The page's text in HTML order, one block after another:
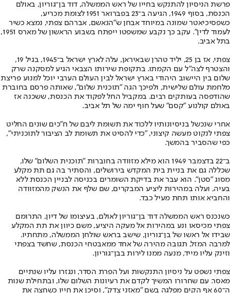
פרשת הניסיון להתנקש בחייו של ראש הממשלה, דוד בן־גוריון, באולם
הכנסת, בסוף 1949, הגיעה ב־23 בפברואר 1951 לצומת מכריע,
כשפסיכיאטר שמונה במיוחד אבחן ש"הנאשם, אברהם צפתי, נמצא כשיר
לעמוד לדין". עקב כך נקבע שמשפטו ייפתח בשבוע הראשון של מארס 1951,
בתל אביב.
צפתי, אז בן 25, יליד טהרן שבאיראן, עלה לארץ ישראל ב־1945, בגיל 19,
והצטרף לצה"ל עם הקמתו. בתקופת שירותו הצבאי הגיע למסקנה שרק
שלום בין היישוב היהודי בארץ ישראל לבין העולם הערבי יוכל למנוע פריצת
מלחמת עולם שלישית, ולפיכך הגה "תוכנית שלום", שאותה פרסם בחוברת
שהודפסה בעותקים רבים. במקביל החל לפקוד את הכנסת, ששכנה אז
באולם קולנוע "קסם" שעל חוף ימה של תל אביב.
אחרי שנכשל בניסיונותיו ללכוד את תשומת ליבם של ח"כים שונים החליט
צפתי לנקוט מעשה קיצוני, "כדי להסיט את תשומת לב הציבור לתוכניתי",
כפי שהסביר בהמשך.
ב־22 בדצמבר 1949 הוא מילא מזוודה בחוברות "תוכנית השלום" שלו,
שכללה גם את בניית בית המקדש בירושלים, והסתיר בה גם תת מקלע
מסוג "סטן". הוא עבר את בדיקת השומרים בכניסה לבניין הכנסת ללא
בעיה, ועלה במהירות ליציע המבקרים, שם שלף את הנשק מהמזוודה
והחביא אותו תחת מעיל כבד.
כשנכנס ראש הממשלה דוד בן־גוריון לאולם, בעיצומו של דיון, התרומם
צפתי מכיסאו ונע במהירות אל מעקה היציע, משם כיוון את תת המקלע
שבידו אל ראשו של בן־גוריון, שישב בראש שולחן הממשלה, מתחתיו.
למרבה המזל, תגובה מהירה של אחד ממאבטחי הכנסת, שחשד בצפתי
וזינק עליו מייד, מנעה ממנו לירות בבן־גוריון.
צפתי נשפט על ניסיון התנקשות ועל הפרת הסדר, ונגזרו עליו שנתיים
מאסר. עם שחרורו המשיך לקדם את רעיונות השלום שלו, ובתחילת שנות
ה־60 אף הקים מפלגה בשם "מאזני צדק", וסיכן את חייו כשחצה את